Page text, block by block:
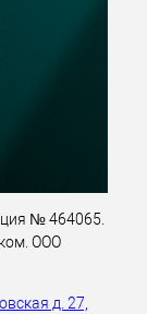
№ 464065.
ООО
д. 27,